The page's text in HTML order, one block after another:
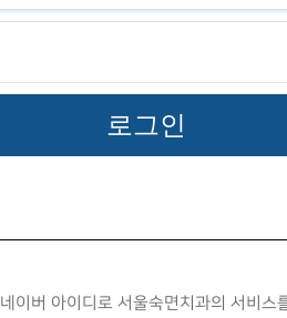
네이버 아이디로 서울숙면치과의 서비스